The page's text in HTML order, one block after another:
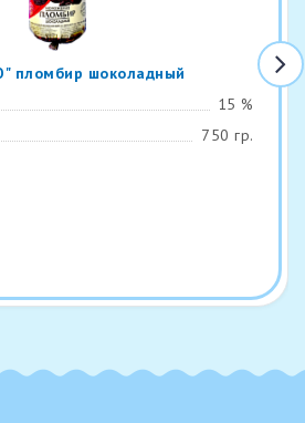
пломбир шоколадный
15 %
750 гр.